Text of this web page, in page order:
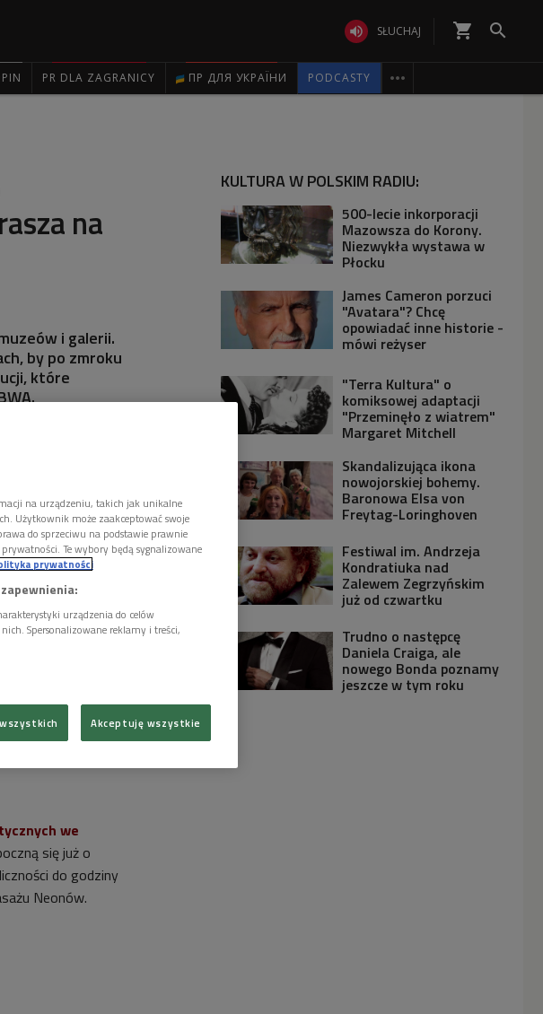
 SŁUCHAJ shopping_cart 
PR DLA ZAGRANICY ПР ДЛЯ УКРАЇНИ PODCASTY 
na
i galerii.
by po zmroku
które
jest także
we
się już o
do godziny
Neonów.
KULTURA W POLSKIM RADIU:
500-lecie inkorporacji
Mazowsza do Korony.
Niezwykła wystawa w
Płocku
James Cameron porzuci
"Avatara"? Chcę
opowiadać inne historie -
mówi reżyser
"Terra Kultura" o
komiksowej adaptacji
"Przeminęło z wiatrem"
Margaret Mitchell
Skandalizująca ikona
nowojorskiej bohemy.
Baronowa Elsa von
Freytag-Loringhoven
Festiwal im. Andrzeja
Kondratiuka nad
Zalewem Zegrzyńskim
już od czwartku
Trudno o następcę
Daniela Craiga, ale
nowego Bonda poznamy
jeszcze w tym roku
na urządzeniu, takich jak unikalne
Użytkownik może zaakceptować swoje
do sprzeciwu na podstawie prawnie
Te wybory będą sygnalizowane
prywatności
urządzenia do celów
Spersonalizowane reklamy i treści,
Akceptuję wszystkie